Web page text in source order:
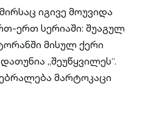
იგივე მოუვიდა
ერთ სერიაში: შუაგულ
მისულ ქერი
„შეუწყვილეს“.
მარტოკაცი